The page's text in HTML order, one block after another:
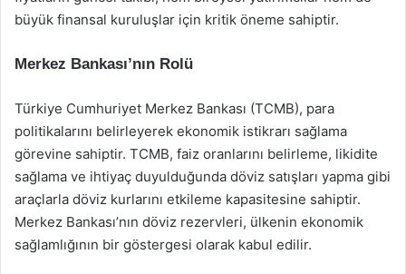
büyük finansal kuruluşlar için kritik öneme sahiptir.
Merkez Bankası’nın Rolü
Türkiye Cumhuriyet Merkez Bankası (TCMB), para
politikalarını belirleyerek ekonomik istikrarı sağlama
görevine sahiptir. TCMB, faiz oranlarını belirleme, likidite
sağlama ve ihtiyaç duyulduğunda döviz satışları yapma gibi
araçlarla döviz kurlarını etkileme kapasitesine sahiptir.
Merkez Bankası’nın döviz rezervleri, ülkenin ekonomik
sağlamlığının bir göstergesi olarak kabul edilir.